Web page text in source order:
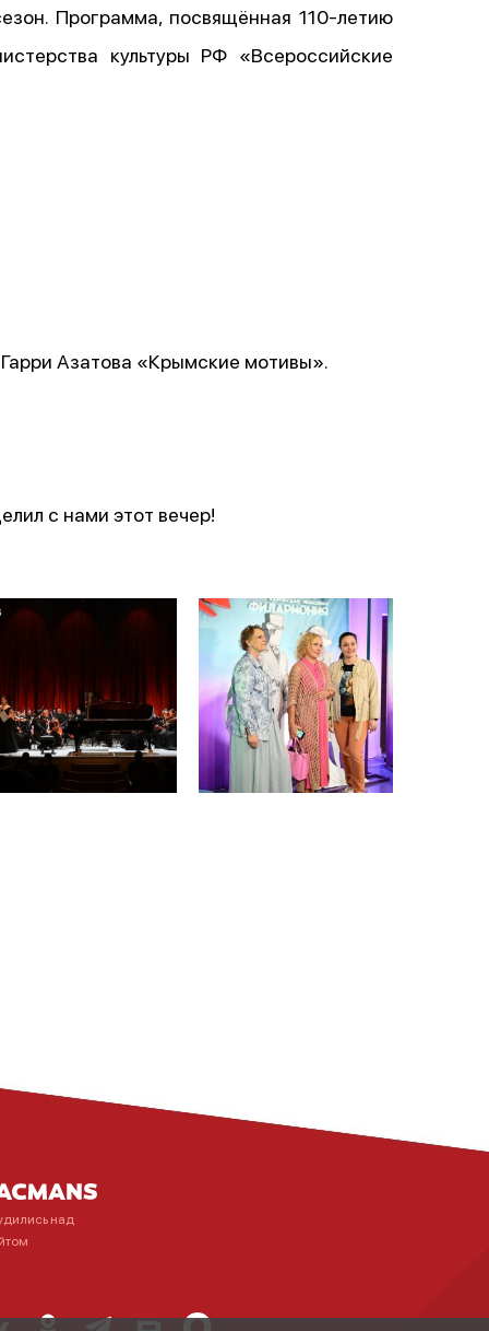
Программа, посвящённая 110-летию
культуры РФ «Всероссийские
Азатова «Крымские мотивы».
с нами этот вечер!
над